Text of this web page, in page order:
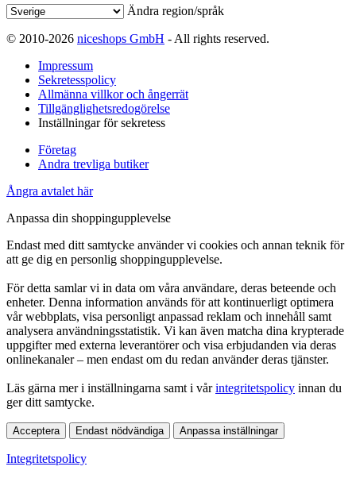
Ändra region/språk
© 2010-2026 niceshops GmbH - All rights reserved.
Impressum
Sekretesspolicy
Allmänna villkor och ångerrät
Tillgänglighetsredogörelse
Inställningar för sekretess
Företag
Andra trevliga butiker
Ångra avtalet här
Anpassa din shoppingupplevelse
Endast med ditt samtycke använder vi cookies och annan teknik för
att ge dig en personlig shoppingupplevelse.
För detta samlar vi in data om våra användare, deras beteende och
enheter. Denna information används för att kontinuerligt optimera
vår webbplats, visa personligt anpassad reklam och innehåll samt
analysera användningsstatistik. Vi kan även matcha dina krypterade
uppgifter med externa leverantörer och visa erbjudanden via deras
onlinekanaler – men endast om du redan använder deras tjänster.
Läs gärna mer i inställningarna samt i vårintegritetspolicy innan du
ger ditt samtycke.
Acceptera Endast nödvändiga Anpassa inställningar
Integritetspolicy